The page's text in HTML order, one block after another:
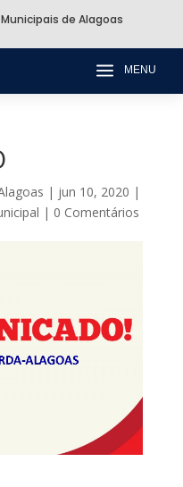
de Alagoas
a MENU
| jun 10, 2020 |
| 0 Comentários